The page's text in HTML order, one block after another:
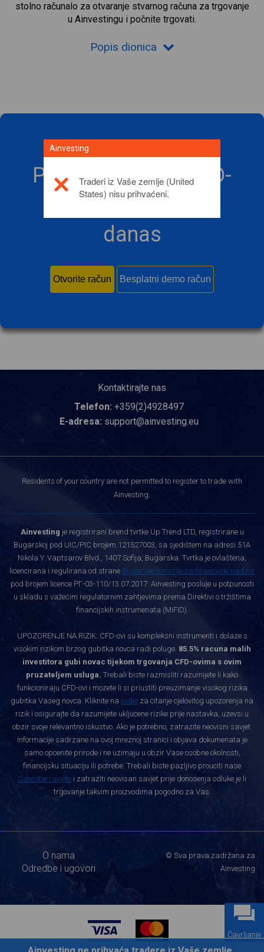
stolno računalo za otvaranje stvarnog računa za trgovanje
u Ainvestingu i počnite trgovati.
Popis dionica
Počnite trgovati CFD-
ima uz Ainvesting
danas
Otvorite račun Besplatni demo račun
Kontaktirajte nas
Telefon: +359(2)4928497
E-adresa: support@ainvesting.eu
Residents of your country are not permitted to register to trade with
Ainvesting.
Ainvesting je registrirani brend tvrtke Up Trend LTD, registrirane u
Bugarskoj pod UIC/PIC brojem 121527003, sa sjedištem na adresi 51A
Nikola Y. Vaptsarov Blvd., 1407 Sofija, Bugarska. Tvrtka je ovlaštena,
licencirana i regulirana od strane Bugarske komisije za financijski nadzor
pod brojem licence РГ-03-110/13.07.2017. Ainvesting posluje u potpunosti
u skladu s važećim regulatornim zahtjevima prema Direktivi o tržištima
financijskih instrumenata (MiFID).
UPOZORENJE NA RIZIK: CFD-ovi su kompleksni instrumenti i dolaze s
visokim rizikom brzog gubitka novca radi poluge. 85.5% racuna malih
investitora gubi novac tijekom trgovanja CFD-ovima s ovim
pruzateljem usluga. Trebali biste razmisliti razumijete li kako
funkcioniraju CFD-ovi i mozete li si priustiti preuzimanje visokog rizika
gubitka Vaseg novca. Kliknite na ovdje za citanje cjelovitog upozorenja na
rizik i osigurajte da razumijete ukljucene rizike prije nastavka, uzevsi u
obzir svoje relevantno iskustvo. Ako je potrebno, zatrazite neovisni savjet.
Informacije sadrzane na ovoj mreznoj stranici i objava dokumenata je
samo opcenite prirode i ne uzimaju u obzir Vase osobne okolnosti,
financijsku situaciju ili potrebe. Trebali biste pazljivo prouciti nase
Odredbe i uvjete i zatraziti neovisan savjet prije donosenja odluke je li
trgovanje takvim proizvodima pogodno za Vas.
O nama
Odredbe i ugovori
© Sva prava zadržana za
Ainvesting
Čavrljanje
Ainvesting
Traderi iz Vaše zemlje (United
States) nisu prihvaćeni.